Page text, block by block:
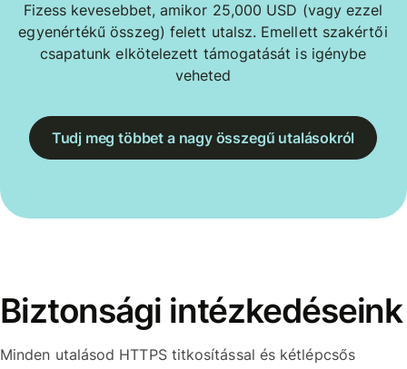
Fizess kevesebbet, amikor 25,000 USD (vagy ezzel
egyenértékű összeg) felett utalsz. Emellett szakértői
csapatunk elkötelezett támogatását is igénybe
veheted
Tudj meg többet a nagy összegű utalásokról
Biztonsági intézkedéseink
Minden utalásod HTTPS titkosítással és kétlépcsős